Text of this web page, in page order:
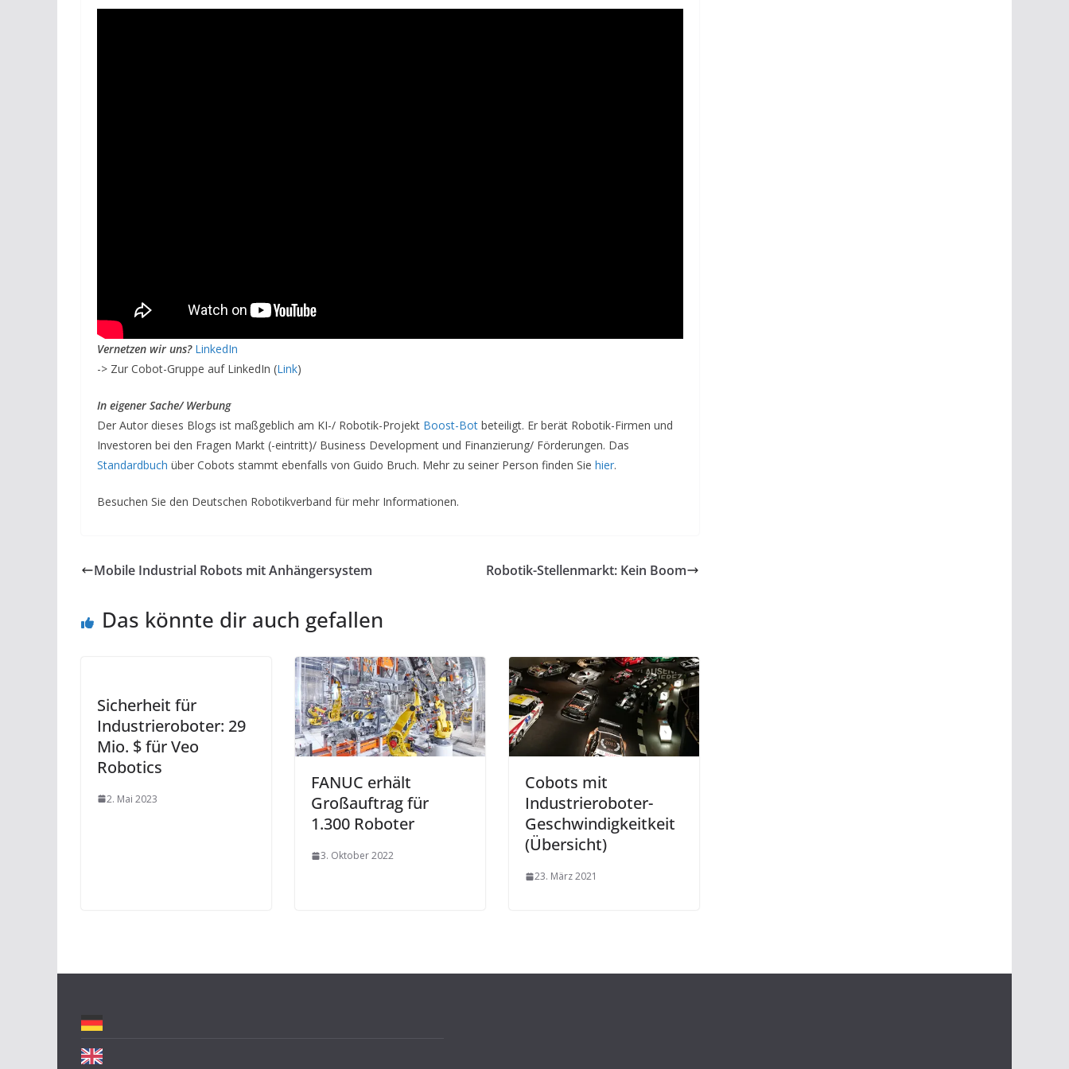
Vernetzen wir uns? LinkedIn
-> Zur Cobot-Gruppe auf LinkedIn (Link)
In eigener Sache/ Werbung
Der Autor dieses Blogs ist maßgeblich am KI-/ Robotik-Projekt Boost-Bot beteiligt. Er berät Robotik-Firmen und
Investoren bei den Fragen Markt (-eintritt)/ Business Development und Finanzierung/ Förderungen. Das
Standardbuch über Cobots stammt ebenfalls von Guido Bruch. Mehr zu seiner Person finden Sie hier.
Besuchen Sie den Deutschen Robotikverband für mehr Informationen.
Mobile Industrial Robots mit Anhängersystem Robotik-Stellenmarkt: Kein Boom
Das könnte dir auch gefallen
Sicherheit für
Industrieroboter: 29
Mio. $ für Veo
Robotics
2. Mai 2023
FANUC erhält
Großauftrag für
1.300 Roboter
3. Oktober 2022
Cobots mit
Industrieroboter-
Geschwindigkeitkeit
(Übersicht)
23. März 2021